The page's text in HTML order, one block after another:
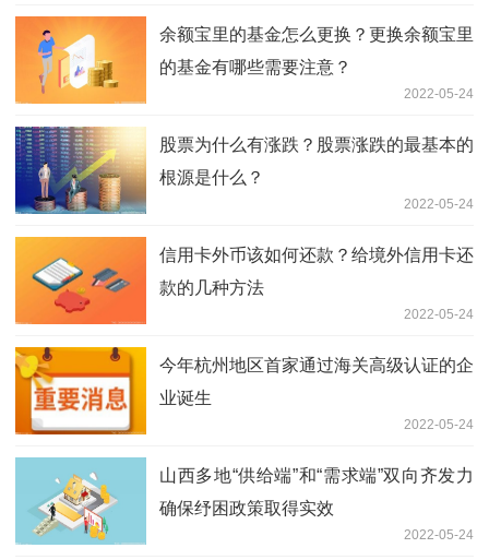
余额宝里的基金怎么更换？更换余额宝里
的基金有哪些需要注意？
2022-05-24
股票为什么有涨跌？股票涨跌的最基本的
根源是什么？
2022-05-24
信用卡外币该如何还款？给境外信用卡还
款的几种方法
2022-05-24
今年杭州地区首家通过海关高级认证的企
业诞生
2022-05-24
山西多地“供给端”和“需求端”双向齐发力
确保纾困政策取得实效
2022-05-24